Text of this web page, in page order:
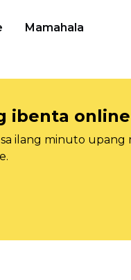
Mamahala
ibenta online
ilang minuto upang